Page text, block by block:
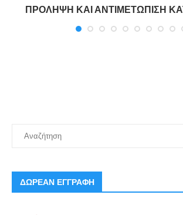
ΠΡΟΛΗΨΗ ΚΑΙ ΑΝΤΙΜΕΤΩΠΙΣΗ
ΔΩΡΕΑΝ ΕΓΓΡΑΦΗ